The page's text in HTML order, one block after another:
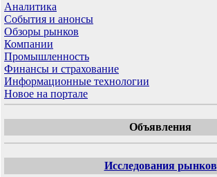
Аналитика
События и анонсы
Обзоры рынков
Компании
Промышленность
Финансы и страхование
Информационные технологии
Новое на портале
Объявления
Исследования рынков